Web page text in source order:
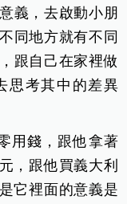
義，去啟動小朋
同地方就有不同
跟自己在家裡做
思考其中的差異
用錢，跟他拿著
，跟他買義大利
它裡面的意義是